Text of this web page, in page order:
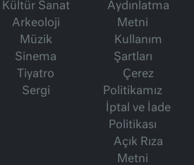
Kültür Sanat
Arkeoloji
Müzik
Sinema
Tiyatro
Sergi
Aydınlatma
Metni
Kullanım
Şartları
Çerez
Politikamız
İptal ve İade
Politikası
Açık Rıza
Metni